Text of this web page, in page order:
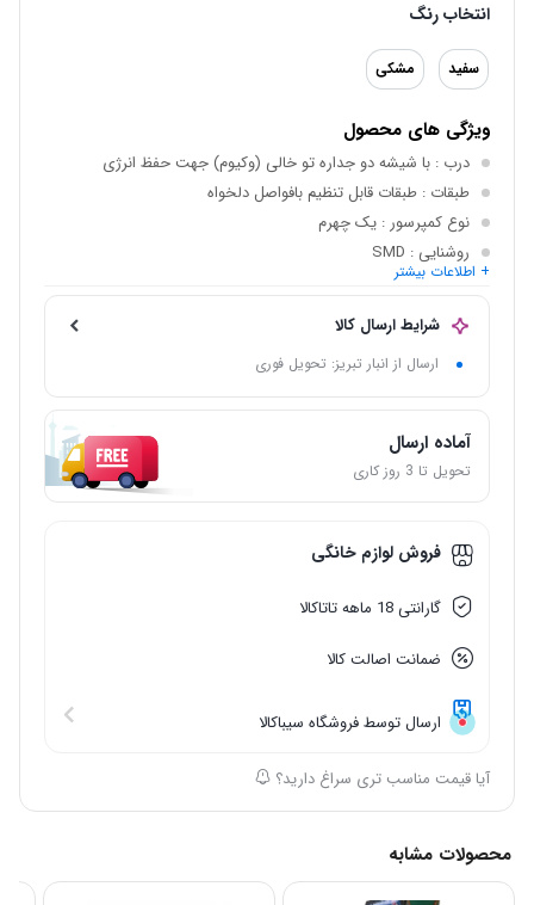
انتخاب رنگ
سفید مشکی
ویژگی های محصول
درب : با شیشه دو جداره تو خالی (وکیوم) جهت حفظ انرژی
طبقات : طبقات قابل تنظیم بافواصل دلخواه
نوع کمپرسور : یک چهرم
روشنایی : SMD
عایق: فوم پلی یورتان
گرید انرژی
+ اطلاعات بیشتر
شرایط ارسال کالا
ارسال از انبار تبریز: تحویل فوری
آماده ارسال
تحویل تا 3 روز کاری
فروش لوازم خانگی
گارانتی 18 ماهه تاتاکالا
ضمانت اصالت کالا
ارسال توسط فروشگاه سیباکالا
آیا قیمت مناسب تری سراغ دارید؟
محصولات مشابه